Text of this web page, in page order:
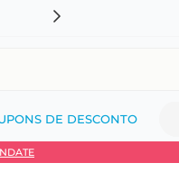
DE DESCONTO